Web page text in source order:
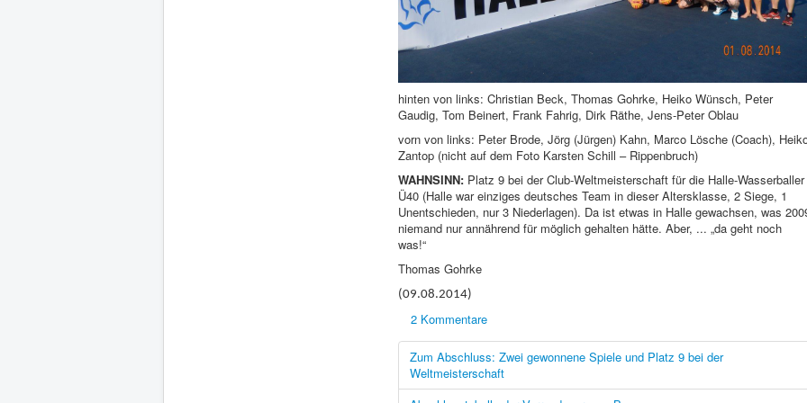
hinten von links: Christian Beck, Thomas Gohrke, Heiko Wünsch, Peter
Gaudig, Tom Beinert, Frank Fahrig, Dirk Räthe, Jens-Peter Oblau
vorn von links: Peter Brode, Jörg (Jürgen) Kahn, Marco Lösche (Coach),
Zantop (nicht auf dem Foto Karsten Schill – Rippenbruch)
WAHNSINN: Platz 9 bei der Club-Weltmeisterschaft für die Halle-Wasserballer
Ü40 (Halle war einziges deutsches Team in dieser Altersklasse, 2 Siege, 1
Unentschieden, nur 3 Niederlagen). Da ist etwas in Halle gewachsen, was
niemand nur annährend für möglich gehalten hätte. Aber, ... „da geht noch
was!“
Thomas Gohrke
(09.08.2014)
2 Kommentare
Zum Abschluss: Zwei gewonnene Spiele und Platz 9 bei der
Weltmeisterschaft